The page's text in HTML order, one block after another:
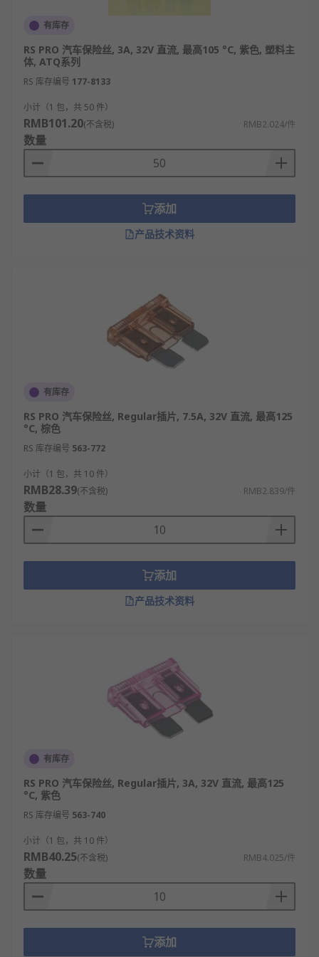
有库存
RS PRO 汽车保险丝, 3A, 32V 直流, 最高105 °C, 紫色, 塑料主
体, ATQ系列
RS 库存编号 177-8133
小计（1 包，共 50 件）
RMB101.20(不含税) RMB2.024/件
数量
添加
产品技术资料
有库存
RS PRO 汽车保险丝, Regular插片, 7.5A, 32V 直流, 最高125
°C, 棕色
RS 库存编号 563-772
小计（1 包，共 10 件）
RMB28.39(不含税) RMB2.839/件
数量
添加
产品技术资料
有库存
RS PRO 汽车保险丝, Regular插片, 3A, 32V 直流, 最高125
°C, 紫色
RS 库存编号 563-740
小计（1 包，共 10 件）
RMB40.25(不含税) RMB4.025/件
数量
添加